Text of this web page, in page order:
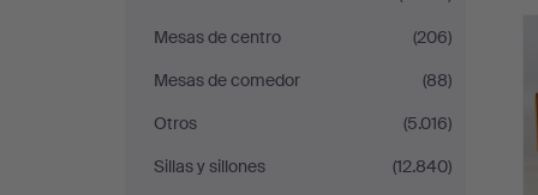
Mesas de centro
(206)
Mesas de comedor
(88)
Otros
(5.016)
Sillas y sillones
(12.840)